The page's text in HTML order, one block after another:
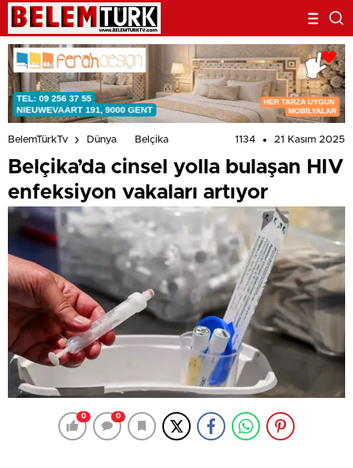
BelemTürkTv Dünya Belçika 1134 21 Kasım 2025
Belçika’da cinsel yolla bulaşan HIV
enfeksiyon vakaları artıyor
0 0